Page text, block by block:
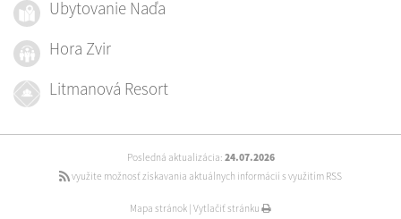
Ubytovanie Naďa
Hora Zvir
Litmanová Resort
Posledná aktualizácia: 24.07.2026
využite možnosť získavania aktuálnych informácií s využitím RSS
Mapa stránok | Vytlačiť stránku